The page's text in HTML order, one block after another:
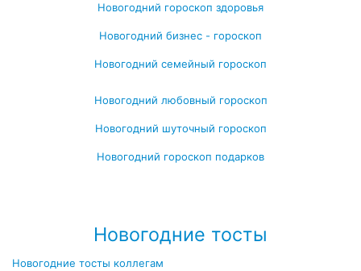
Новогодний гороскоп здоровья
Новогодний бизнес - гороскоп
Новогодний семейный гороскоп
Новогодний любовный гороскоп
Новогодний шуточный гороскоп
Новогодний гороскоп подарков
Новогодние тосты
Новогодние тосты коллегам